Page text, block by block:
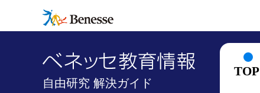
自由研究 解決ガイド
TOP